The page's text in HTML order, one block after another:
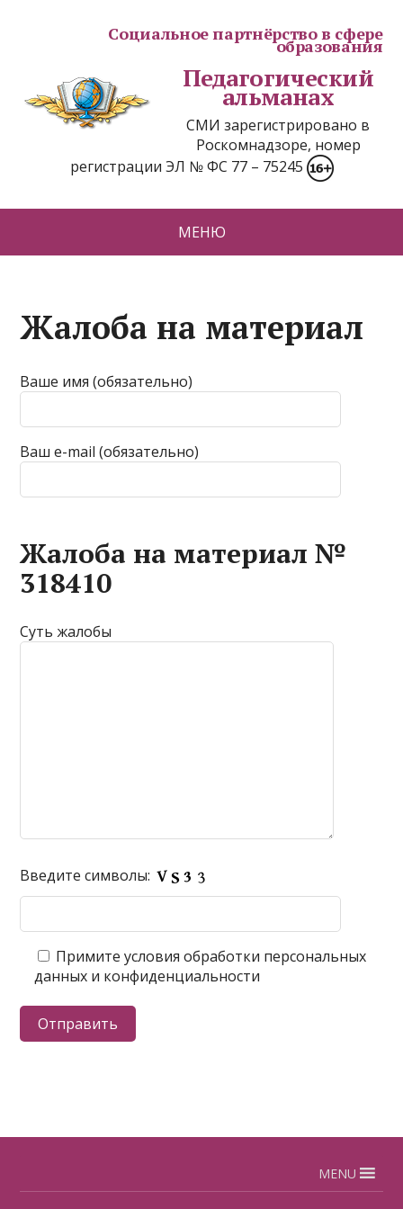
Социальное партнёрство в сфере
образования
Педагогический
альманах
СМИ зарегистрировано в
Роскомнадзоре, номер
регистрации ЭЛ № ФС 77 – 75245
МЕНЮ
Жалоба на материал
Ваше имя (обязательно)
Ваш e-mail (обязательно)
Жалоба на материал №
318410
Суть жалобы
Введите символы:
Примите условия обработки персональных
данных и конфиденциальности
MENU